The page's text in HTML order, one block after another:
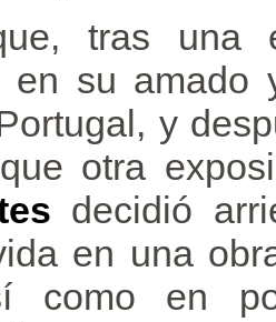
tras una
en su amado
y
otra
decidió
en una
como en